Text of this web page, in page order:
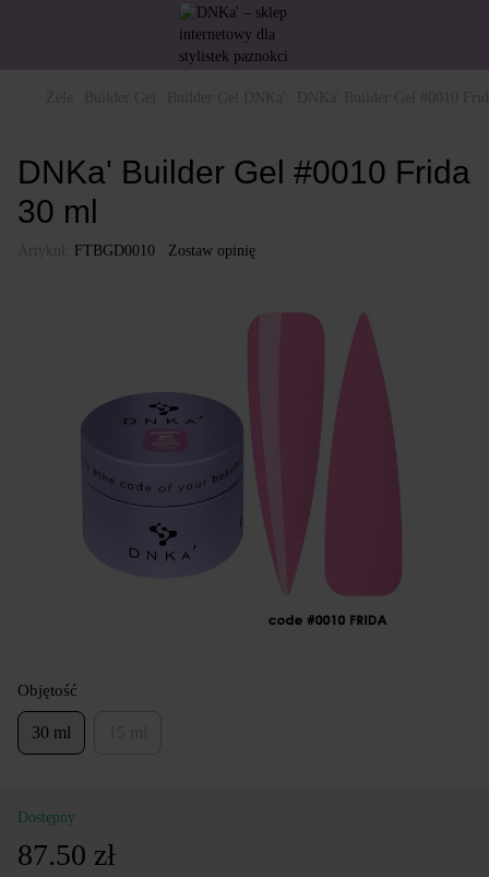
DNKa' Builder Gel #0010 Frida
30 ml
FTBGD0010 Zostaw opinię
Objętość
30 ml
Dostępny
87.50 zł